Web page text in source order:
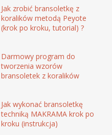
Jak zrobić bransoletkę z
koralików metodą Peyote
(krok po kroku, tutorial) ?
Darmowy program do
tworzenia wzorów
bransoletek z koralików
Jak wykonać bransoletkę
techniką MAKRAMA krok po
kroku (instrukcja)